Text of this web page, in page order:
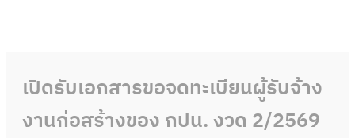
เปิดรับเอกสารขอจดทะเบียนผู้รับจ้าง
งานก่อสร้างของ กปน. งวด 2/2569